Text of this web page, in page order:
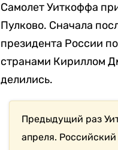
Самолет Уиткоффа
Пулково. Сначала
президента России
странами Кириллом
делились.
Предыдущий раз
апреля.